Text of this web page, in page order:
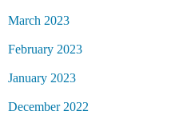
March 2023
February 2023
January 2023
December 2022